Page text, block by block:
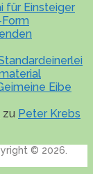
für Einsteiger
Eibe
zu Peter Krebs
© 2026.